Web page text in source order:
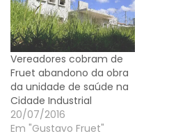
Vereadores cobram de
Fruet abandono da obra
da unidade de saúde na
Cidade Industrial
20/07/2016
Em "Gustavo Fruet"